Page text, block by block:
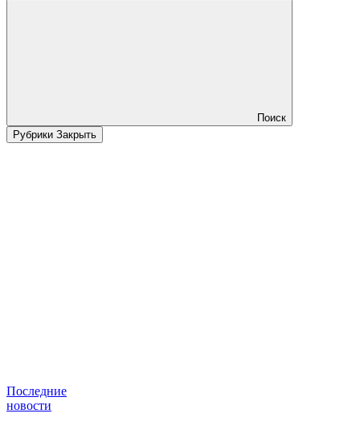
Поиск
Рубрики Закрыть
Последние
новости